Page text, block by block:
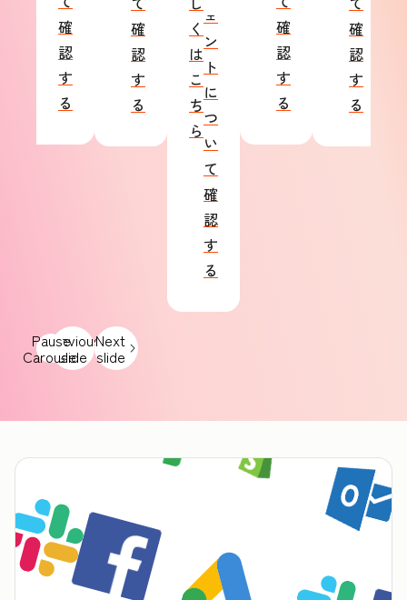
Previous
slide
Next
slide
確
認
す
る
確
認
す
る
く
は
こ
ち
ら
ェ
ン
ト
に
つ
い
て
確
認
す
る
確
認
す
る
確
認
す
る
Pause
Carousel